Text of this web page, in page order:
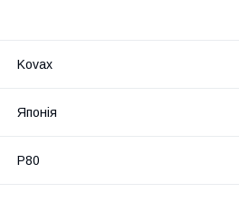
Kovax
Японія
Р80